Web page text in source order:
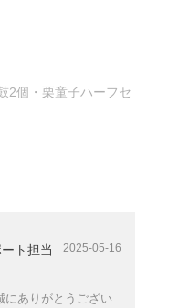
2個・栗童子ハーフセ
ト担当 2025-05-16
にありがとうござい